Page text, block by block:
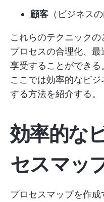
顧客 （ビジネス
これらのテクニック
プロセスの合理化、
享受することができる
ここでは効率的なビ
する方法を紹介する。
効率的な
セスマッ
プロセスマップを作成